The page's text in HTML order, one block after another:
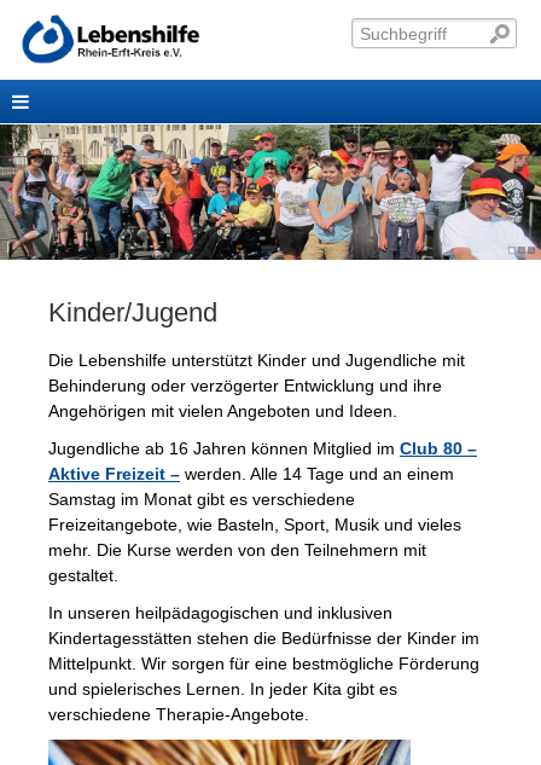
Kinder/Jugend
Die Lebenshilfe unterstützt Kinder und Jugendliche mit
Behinderung oder verzögerter Entwicklung und ihre
Angehörigen mit vielen Angeboten und Ideen.
Jugendliche ab 16 Jahren können Mitglied im Club 80 –
Aktive Freizeit – werden. Alle 14 Tage und an einem
Samstag im Monat gibt es verschiedene
Freizeitangebote, wie Basteln, Sport, Musik und vieles
mehr. Die Kurse werden von den Teilnehmern mit
gestaltet.
In unseren heilpädagogischen und inklusiven
Kindertagesstätten stehen die Bedürfnisse der Kinder im
Mittelpunkt. Wir sorgen für eine bestmögliche Förderung
und spielerisches Lernen. In jeder Kita gibt es
verschiedene Therapie-Angebote.